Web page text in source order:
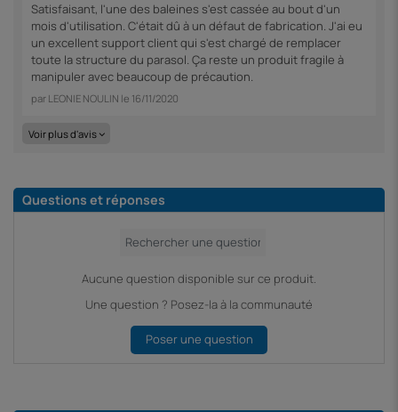
Satisfaisant, l'une des baleines s'est cassée au bout d'un
mois d'utilisation. C'était dû à un défaut de fabrication. J'ai eu
un excellent support client qui s'est chargé de remplacer
toute la structure du parasol. Ça reste un produit fragile à
manipuler avec beaucoup de précaution.
par LEONIE NOULIN le 16/11/2020
Voir plus d'avis
Questions et réponses
Aucune question disponible sur ce produit.
Une question ? Posez-la à la communauté
Poser une question